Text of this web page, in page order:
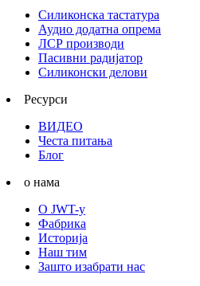
Силиконска тастатура
Аудио додатна опрема
ЛСР производи
Пасивни радијатор
Силиконски делови
Ресурси
ВИДЕО
Честа питања
Блог
о нама
О JWT-у
Фабрика
Историја
Наш тим
Зашто изабрати нас